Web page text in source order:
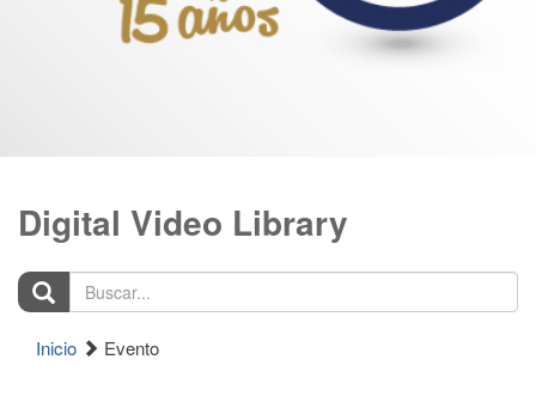
Digital Video Library
Buscar...
Inicio Evento